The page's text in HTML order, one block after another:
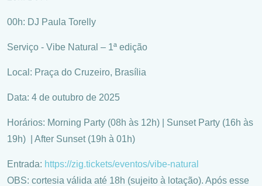
00h: DJ Paula Torelly
Serviço - Vibe Natural – 1ª edição
Local: Praça do Cruzeiro, Brasília
Data: 4 de outubro de 2025
Horários: Morning Party (08h às 12h) | Sunset Party (16h às
19h) | After Sunset (19h à 01h)
Entrada: https://zig.tickets/eventos/vibe-natural
OBS: cortesia válida até 18h (sujeito à lotação). Após esse